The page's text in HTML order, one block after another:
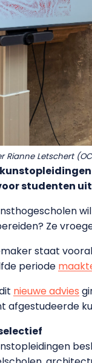
Rianne Letschert
studenten
Ze
staat
periode
nieuwe advies
afgestudeerde